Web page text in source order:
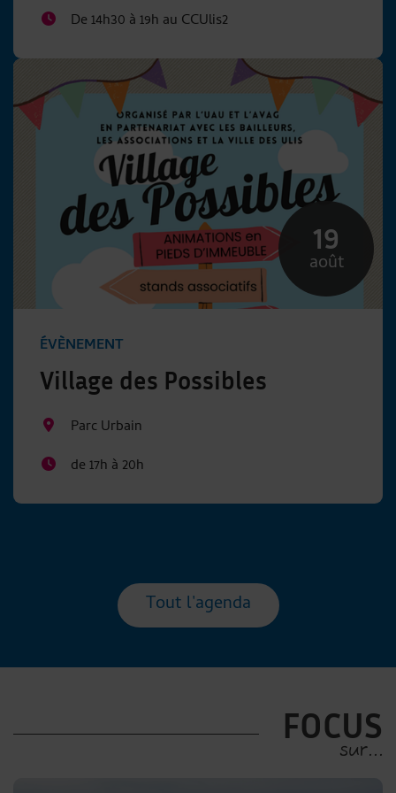
De 14h30 à 19h au CCUlis2
ÉVÈNEMENT
Village des Possibles
19
août
Parc Urbain
de 17h à 20h
Tout l'agenda
FOCUS
sur...